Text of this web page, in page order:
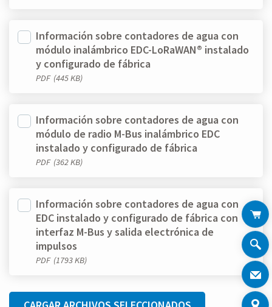
Información sobre contadores de agua con
módulo inalámbrico EDC-LoRaWAN® instalado
y configurado de fábrica
PDF (445 KB)
Información sobre contadores de agua con
módulo de radio M-Bus inalámbrico EDC
instalado y configurado de fábrica
PDF (362 KB)
Información sobre contadores de agua con
EDC instalado y configurado de fábrica con
interfaz M-Bus y salida electrónica de
impulsos
PDF (1793 KB)